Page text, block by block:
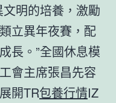
明的培養，激勵
立異年夜賽，配
長。”全國休息模
會主席張昌先容
開TR包養行情IZ